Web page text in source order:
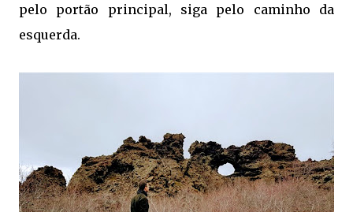
pelo portão principal, siga pelo caminho da
esquerda.